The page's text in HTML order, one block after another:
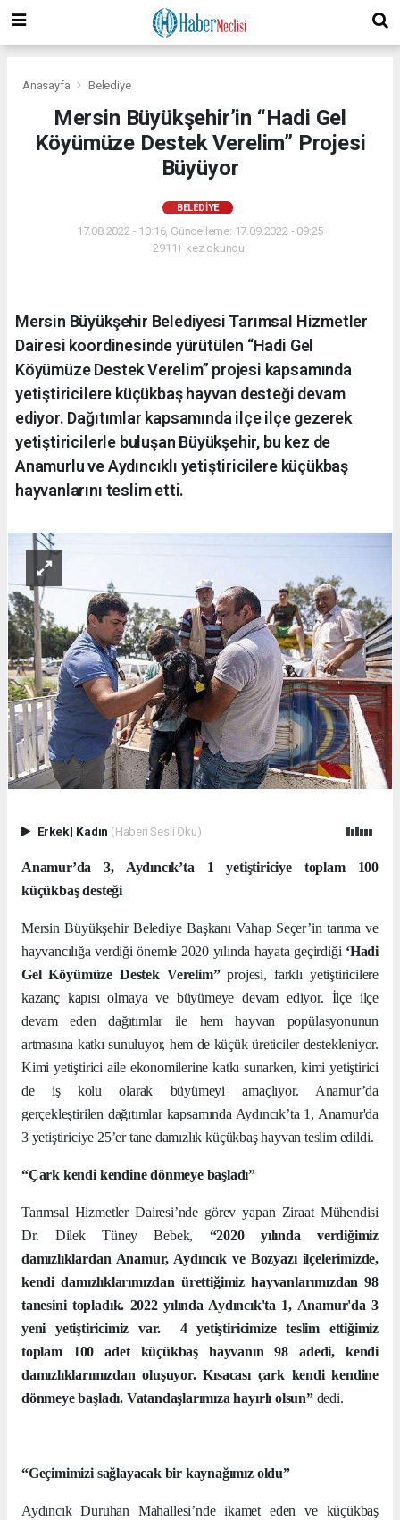
Anasayfa Belediye
Mersin Büyükşehir’in “Hadi Gel
Köyümüze Destek Verelim” Projesi
Büyüyor
BELEDIYE
17.08.2022 - 10:16, Güncelleme: 17.09.2022 - 09:25
2911+ kez okundu.
Mersin Büyükşehir Belediyesi Tarımsal Hizmetler
Dairesi koordinesinde yürütülen “Hadi Gel
Köyümüze Destek Verelim” projesi kapsamında
yetiştiricilere küçükbaş hayvan desteği devam
ediyor. Dağıtımlar kapsamında ilçe ilçe gezerek
yetiştiricilerle buluşan Büyükşehir, bu kez de
Anamurlu ve Aydıncıklı yetiştiricilere küçükbaş
hayvanlarını teslim etti.
Erkek| Kadın (Haberi Sesli Oku)
Anamur’da 3, Aydıncık’ta 1 yetiştiriciye toplam 100
küçükbaş desteği
Mersin Büyükşehir Belediye Başkanı Vahap Seçer’in tarıma ve
hayvancılığa verdiği önemle 2020 yılında hayata geçirdiği ‘Hadi
Gel Köyümüze Destek Verelim”projesi, farklı yetiştiricilere
kazanç kapısı olmaya ve büyümeye devam ediyor. İlçe ilçe
devam eden dağıtımlar ile hem hayvan popülasyonunun
artmasına katkı sunuluyor, hem de küçük üreticiler destekleniyor.
Kimi yetiştirici aile ekonomilerine katkı sunarken, kimi yetiştirici
de iş kolu olarak büyümeyi amaçlıyor. Anamur’da
gerçekleştirilen dağıtımlar kapsamında Aydıncık’ta 1, Anamur'da
3 yetiştiriciye 25’er tane damızlık küçükbaş hayvan teslim edildi.
“Çark kendi kendine dönmeye başladı”
Tarımsal Hizmetler Dairesi’nde görev yapan Ziraat Mühendisi
Dr. Dilek Tüney Bebek, “2020 yılında verdiğimiz
damızlıklardan Anamur, Aydıncık ve Bozyazı ilçelerimizde,
kendi damızlıklarımızdan ürettiğimiz hayvanlarımızdan 98
tanesini topladık. 2022 yılında Aydıncık'ta 1, Anamur'da 3
yeni yetiştiricimiz var.
4 yetiştiricimize teslim ettiğimiz
toplam
100 adet küçükbaş hayvanın 98 adedi, kendi
damızlıklarımızdan oluşuyor. Kısacası çark kendi kendine
dönmeye başladı. Vatandaşlarımıza hayırlı olsun” dedi.
“Geçimimizi sağlayacak bir kaynağımız oldu”
Aydıncık Duruhan Mahallesi’nde ikamet eden ve küçükbaş